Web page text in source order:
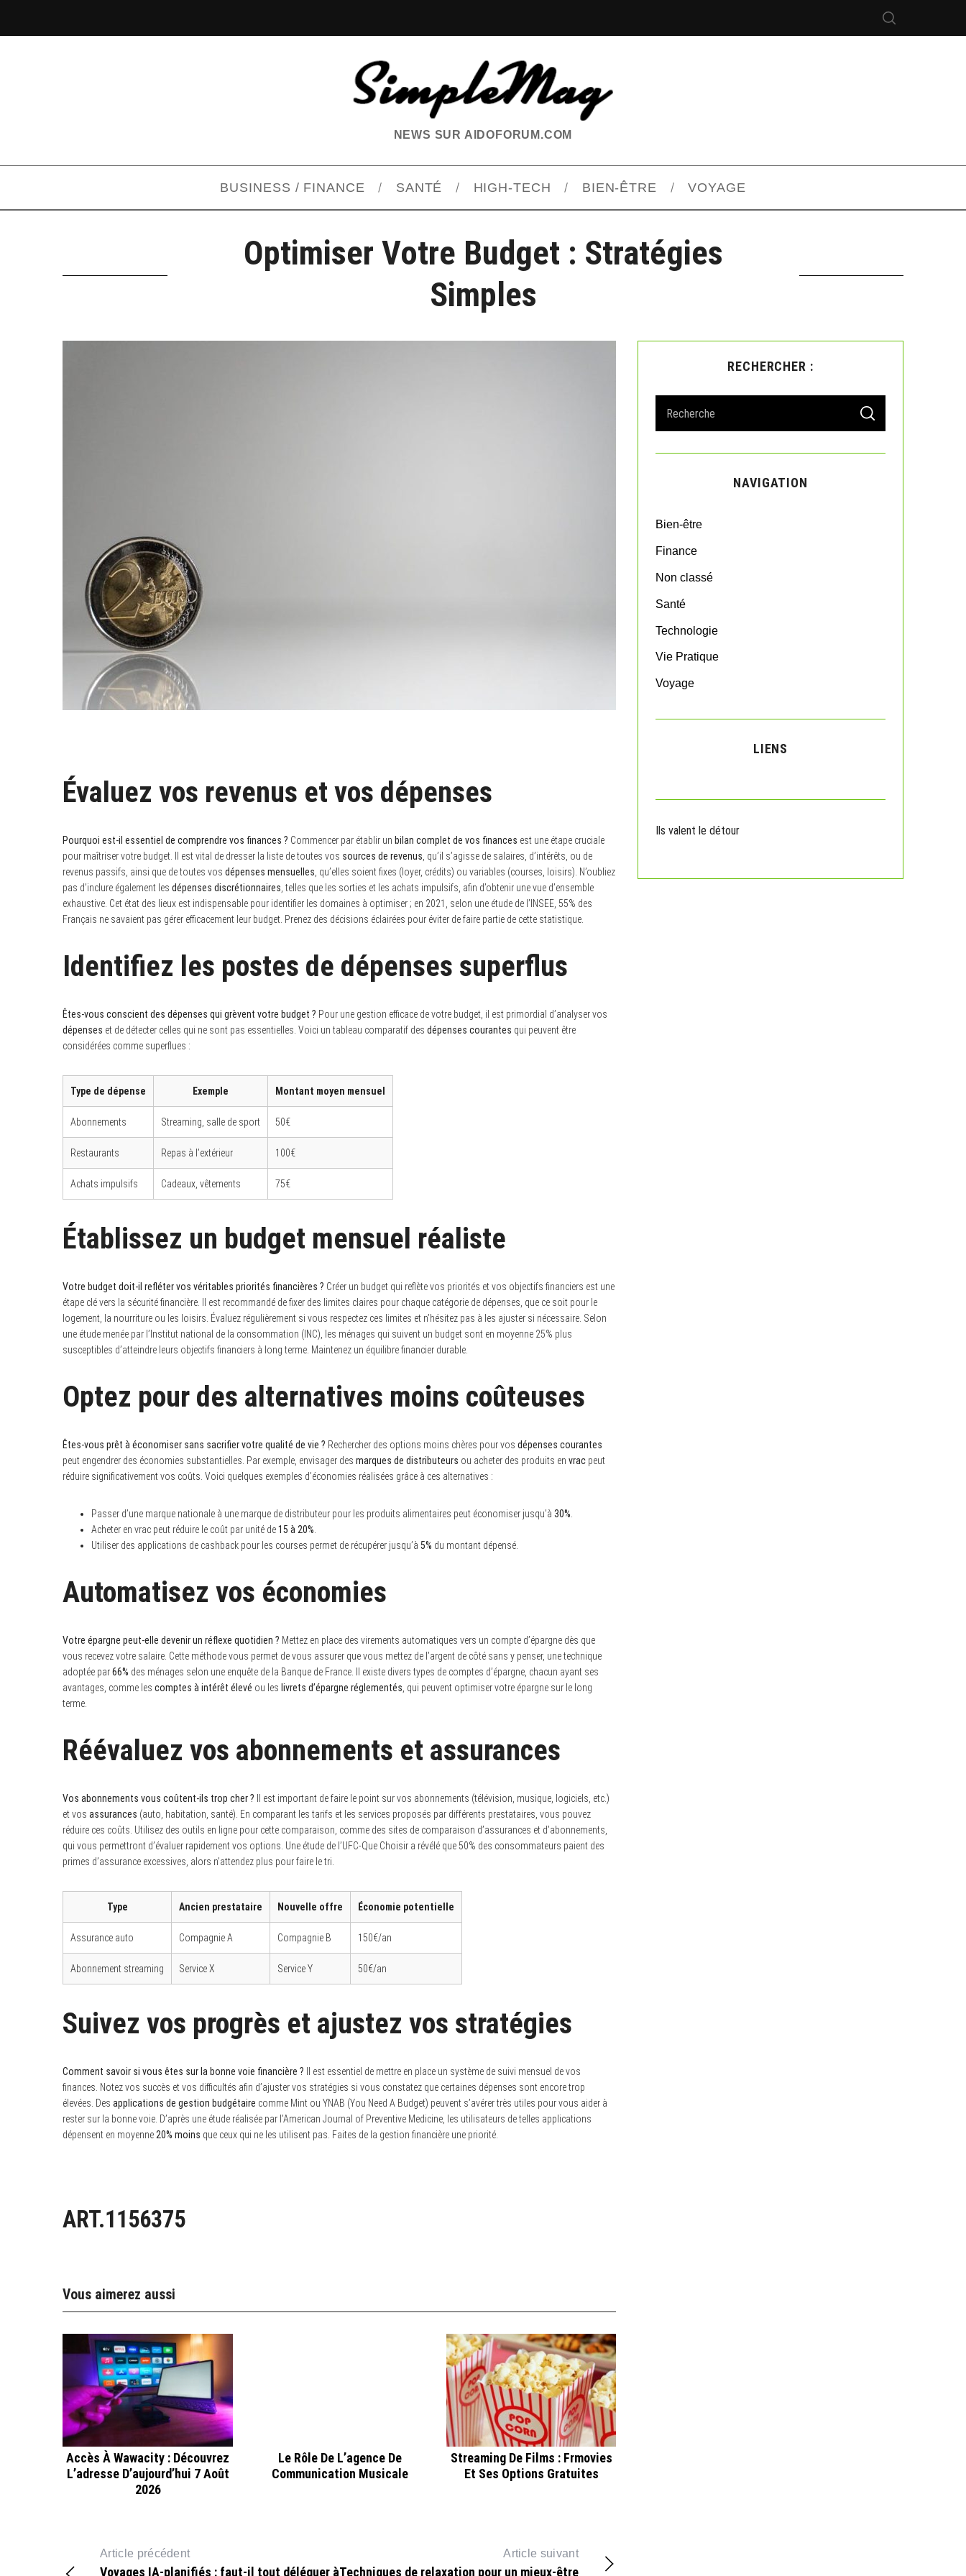
NEWS SUR AIDOFORUM.COM
BUSINESS / FINANCE SANTÉ HIGH-TECH BIEN-ÊTRE VOYAGE
Optimiser Votre Budget : Stratégies
Simples
Évaluez vos revenus et vos dépenses
Pourquoi est-il essentiel de comprendre vos finances ? Commencer par établir un bilan complet de vos finances est une étape cruciale
pour maîtriser votre budget. Il est vital de dresser la liste de toutes vos sources de revenus , qu’il s’agisse de salaires, d’intérêts, ou de
revenus passifs, ainsi que de toutes vos dépenses mensuelles , qu’elles soient fixes (loyer, crédits) ou variables (courses, loisirs). N’oubliez
pas d’inclure également les dépenses discrétionnaires , telles que les sorties et les achats impulsifs, afin d’obtenir une vue d’ensemble
exhaustive. Cet état des lieux est indispensable pour identifier les domaines à optimiser ; en 2021, selon une étude de l’INSEE, 55% des
Français ne savaient pas gérer efficacement leur budget. Prenez des décisions éclairées pour éviter de faire partie de cette statistique.
Identifiez les postes de dépenses superflus
Êtes-vous conscient des dépenses qui grèvent votre budget ? Pour une gestion efficace de votre budget, il est primordial d’analyser vos
dépenses et de détecter celles qui ne sont pas essentielles. Voici un tableau comparatif des dépenses courantes qui peuvent être
considérées comme superflues :
Type de dépense Exemple Montant moyen mensuel
Abonnements Streaming, salle de sport 50€
Restaurants Repas à l’extérieur 100€
Achats impulsifs Cadeaux, vêtements 75€
Établissez un budget mensuel réaliste
Votre budget doit-il refléter vos véritables priorités financières ? Créer un budget qui reflète vos priorités et vos objectifs financiers est une
étape clé vers la sécurité financière. Il est recommandé de fixer des limites claires pour chaque catégorie de dépenses, que ce soit pour le
logement, la nourriture ou les loisirs. Évaluez régulièrement si vous respectez ces limites et n’hésitez pas à les ajuster si nécessaire. Selon
une étude menée par l’Institut national de la consommation (INC), les ménages qui suivent un budget sont en moyenne 25% plus
susceptibles d’atteindre leurs objectifs financiers à long terme. Maintenez un équilibre financier durable.
Optez pour des alternatives moins coûteuses
Êtes-vous prêt à économiser sans sacrifier votre qualité de vie ? Rechercher des options moins chères pour vos dépenses courantes
peut engendrer des économies substantielles. Par exemple, envisager des marques de distributeurs ou acheter des produits en vrac peut
réduire significativement vos coûts. Voici quelques exemples d’économies réalisées grâce à ces alternatives :
Passer d’une marque nationale à une marque de distributeur pour les produits alimentaires peut économiser jusqu’à 30%
Acheter en vrac peut réduire le coût par unité de15 à 20%
Utiliser des applications de cashback pour les courses permet de récupérer jusqu’à 5% du montant dépensé.
Automatisez vos économies
Votre épargne peut-elle devenir un réflexe quotidien ? Mettez en place des virements automatiques vers un compte d’épargne dès que
vous recevez votre salaire. Cette méthode vous permet de vous assurer que vous mettez de l’argent de côté sans y penser, une technique
adoptée par66% des ménages selon une enquête de la Banque de France. Il existe divers types de comptes d’épargne, chacun ayant ses
avantages, comme les comptes à intérêt élevé ou les livrets d’épargne réglementés , qui peuvent optimiser votre épargne sur le long
terme.
Réévaluez vos abonnements et assurances
Vos abonnements vous coûtent-ils trop cher ? Il est important de faire le point sur vos abonnements (télévision, musique, logiciels, etc.)
et vos assurances (auto, habitation, santé). En comparant les tarifs et les services proposés par différents prestataires, vous pouvez
réduire ces coûts. Utilisez des outils en ligne pour cette comparaison, comme des sites de comparaison d’assurances et d’abonnements,
qui vous permettront d’évaluer rapidement vos options. Une étude de l’UFC-Que Choisir a révélé que 50% des consommateurs paient des
primes d’assurance excessives, alors n’attendez plus pour faire le tri.
Type Ancien prestataire Nouvelle offre Économie potentielle
Assurance auto Compagnie A Compagnie B 150€/an
Abonnement streaming Service X Service Y 50€/an
Suivez vos progrès et ajustez vos stratégies
Comment savoir si vous êtes sur la bonne voie financière ? Il est essentiel de mettre en place un système de suivi mensuel de vos
finances. Notez vos succès et vos difficultés afin d’ajuster vos stratégies si vous constatez que certaines dépenses sont encore trop
élevées. Des applications de gestion budgétaire comme Mint ou YNAB (You Need A Budget) peuvent s’avérer très utiles pour vous aider à
rester sur la bonne voie. D’après une étude réalisée par l’American Journal of Preventive Medicine, les utilisateurs de telles applications
dépensent en moyenne 20% moins que ceux qui ne les utilisent pas. Faites de la gestion financière une priorité.
ART.1156375
Vous aimerez aussi
Accès À Wawacity : Découvrez
L’adresse D’aujourd’hui 7 Août
2026
Le Rôle De L’agence De
Communication Musicale
Streaming De Films : Frmovies
Et Ses Options Gratuites
Article précédent
Voyages IA-planifiés : faut-il tout déléguer à
Article suivant
Techniques de relaxation pour un mieux-être
RECHERCHER :
a
r
o
S
A
C
NAVIGATION
Bien-être
Finance
Non classé
Santé
Technologie
Vie Pratique
Voyage
LIENS
Ils valent le détour
h
f